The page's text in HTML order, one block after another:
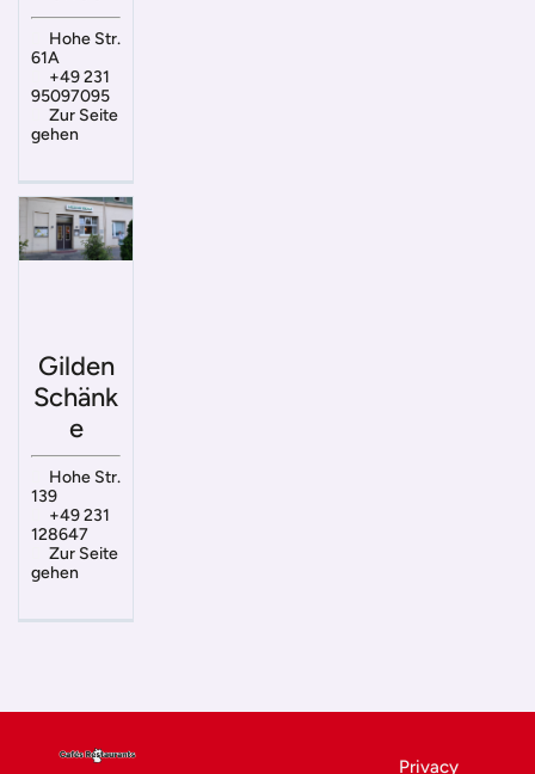
Hohe Str.
61A
+49 231
95097095
Zur Seite
gehen
Gilden
Schänk
e
Hohe Str.
139
+49 231
128647
Zur Seite
gehen
Privacy